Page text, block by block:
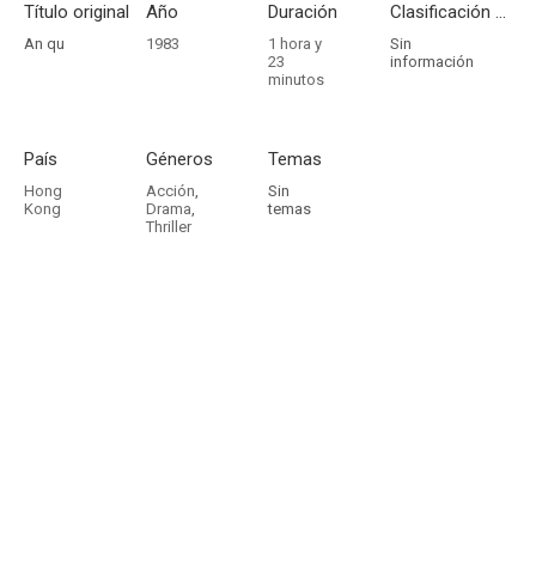
Título original
An qu
Año
1983
Duración
1 hora y
23
minutos
Clasificación por edades
Sin
información
País
Hong
Kong
Géneros
Acción,
Drama,
Thriller
Temas
Sin
temas